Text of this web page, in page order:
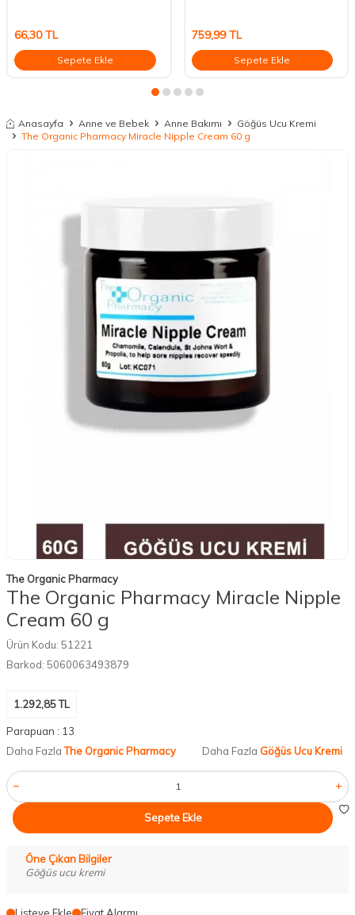
66,30TL
Sepete Ekle
759,99TL
Sepete Ekle
Anasayfa Anne ve Bebek Anne Bakımı
Göğüs Ucu Kremi
The Organic Pharmacy Miracle Nipple Cream 60 g
The Organic Pharmacy
The Organic Pharmacy Miracle Nipple
Cream 60 g
Ürün Kodu: 51221
Barkod: 5060063493879
1.292,85TL
Parapuan : 13
Daha FazlaThe Organic Pharmacy Daha Fazla Göğüs Ucu Kremi
Sepete Ekle
Öne Çıkan Bilgiler
Göğüs ucu kremi